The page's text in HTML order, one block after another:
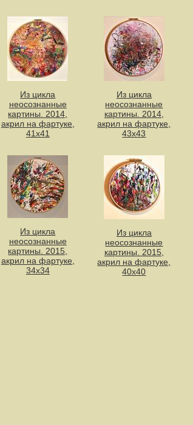
Из цикла
неосознанные
картины. 2014,
акрил на фартуке,
41х41
Из цикла
неосознанные
картины. 2014,
акрил на фартуке,
43х43
Из цикла
неосознанные
картины. 2015,
акрил на фартуке,
34х34
Из цикла
неосознанные
картины. 2015,
акрил на фартуке,
40х40